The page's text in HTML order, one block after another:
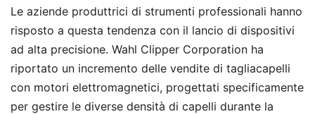
Le aziende produttrici di strumenti professionali hanno
risposto a questa tendenza con il lancio di dispositivi
ad alta precisione. Wahl Clipper Corporation ha
riportato un incremento delle vendite di tagliacapelli
con motori elettromagnetici, progettati specificamente
per gestire le diverse densità di capelli durante la